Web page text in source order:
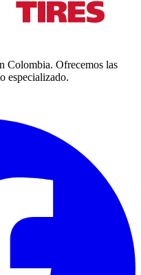
Colombia. Ofrecemos las
especializado.